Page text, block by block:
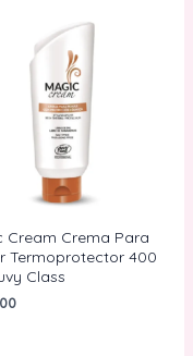
Cream Crema Para
Termoprotector 400
Class